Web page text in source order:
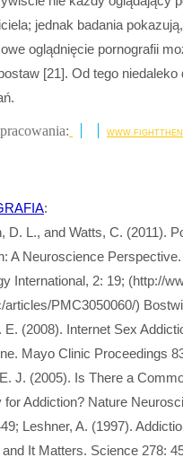
jednak badania
oglądnięcie pornografii
[21]. Od tego niedaleko
:
D. L., and Watts, C. (2011).
A Neuroscience
International, 2: 19; (http://
articles/PMC3050060/)
E. (2008). Internet Sex
Mayo Clinic Proceedings
J. (2005). Is There a
for Addiction? Nature
Leshner, A. (1997).
It Matters. Science 278: